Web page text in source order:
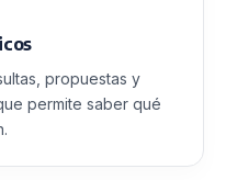
propuestas y
permite saber qué